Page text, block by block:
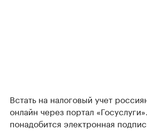
Встать на налоговый учет
онлайн через портал
понадобится электронная